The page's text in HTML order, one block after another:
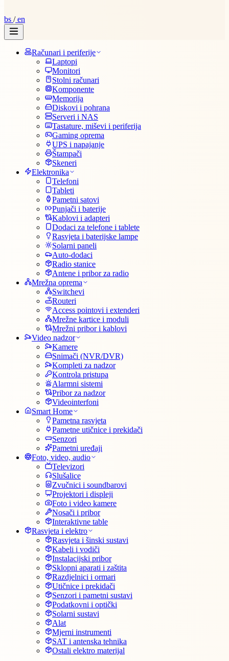
bs /en
Računari i periferije
Laptopi
Monitori
Stolni računari
Komponente
Memorija
Diskovi i pohrana
Serveri i NAS
Tastature, miševi i periferija
Gaming oprema
UPS i napajanje
Štampači
Skeneri
Elektronika
Telefoni
Tableti
Pametni satovi
Punjači i baterije
Kablovi i adapteri
Dodaci za telefone i tablete
Rasvjeta i baterijske lampe
Solarni paneli
Auto-dodaci
Radio stanice
Antene i pribor za radio
Mrežna oprema
Switchevi
Routeri
Access pointovi i extenderi
Mrežne kartice i moduli
Mrežni pribor i kablovi
Video nadzor
Kamere
Snimači (NVR/DVR)
Kompleti za nadzor
Kontrola pristupa
Alarmni sistemi
Pribor za nadzor
Videointerfoni
Smart Home
Pametna rasvjeta
Pametne utičnice i prekidači
Senzori
Pametni uređaji
Foto, video, audio
Televizori
Slušalice
Zvučnici i soundbarovi
Projektori i displeji
Foto i video kamere
Nosači i pribor
Interaktivne table
Rasvjeta i elektro
Rasvjeta i šinski sustavi
Kabeli i vodiči
Instalacijski pribor
Sklopni aparati i zaštita
Razdjelnici i ormari
Utičnice i prekidači
Senzori i pametni sustavi
Podatkovni i optički
Solarni sustavi
Alat
Mjerni instrumenti
SAT i antenska tehnika
Ostali elektro materijal